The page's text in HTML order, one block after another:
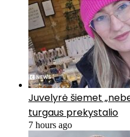
Juvelyrė šiemet
turgaus prekystalio
7 hours ago